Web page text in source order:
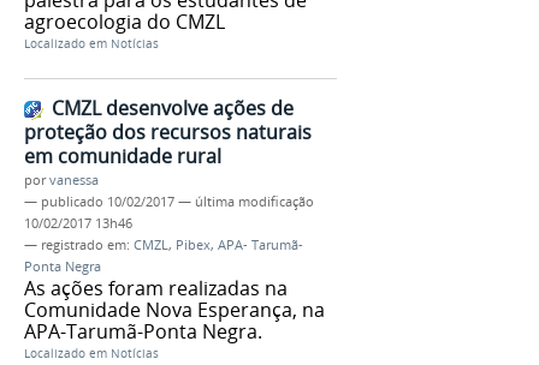
agroecologia do CMZL
Localizado em Notícias
CMZL desenvolve ações de
proteção dos recursos naturais
em comunidade rural
porvanessa
— publicado 10/02/2017 — última modificação
10/02/2017 13h46
— registrado em: CMZL , Pibex, APA- Tarumã-
Ponta Negra
As ações foram realizadas na
Comunidade Nova Esperança, na
APA-Tarumã-Ponta Negra.
Localizado em Notícias